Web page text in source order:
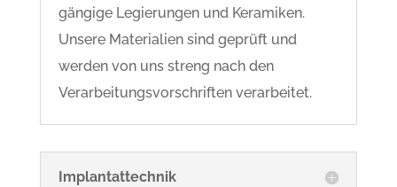
gängige Legierungen und Keramiken.
Unsere Materialien sind geprüft und
werden von uns streng nach den
Verarbeitungsvorschriften verarbeitet.
Implantattechnik